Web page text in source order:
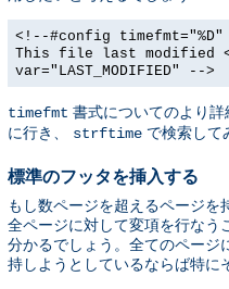
<!--#config
This file last modified
var="LAST_MODIFIED" -->
timefmt 書式についてのより
に行き、 strftime で検索して
標準のフッタを挿入する
もし数ページを超えるページを
全ページに対して変項を行なう
分かるでしょう。全てのページ
持しようとしているならば特に